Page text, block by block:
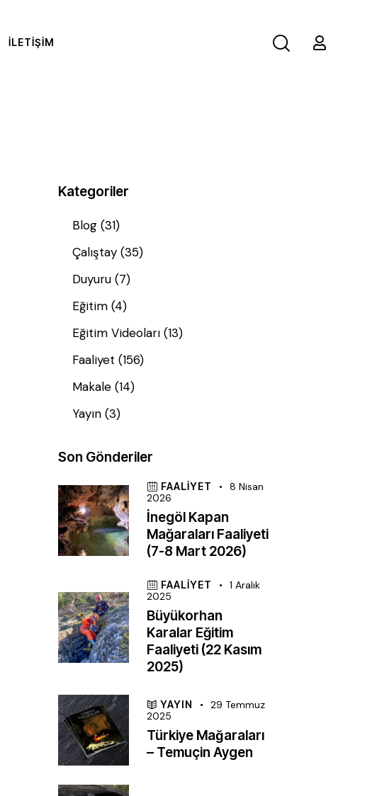
İLETIŞIM
Kategoriler
Blog (31)
Çalıştay (35)
Duyuru (7)
Eğitim (4)
Eğitim Videoları (13)
Faaliyet (156)
Makale (14)
Yayın (3)
Son Gönderiler
FAALIYET
8 Nisan
2026
İnegöl Kapan
Mağaraları Faaliyeti
(7-8 Mart 2026)
FAALIYET
1 Aralık
2025
Büyükorhan
Karalar Eğitim
Faaliyeti (22 Kasım
2025)
YAYIN
29 Temmuz
2025
Türkiye Mağaraları
– Temuçin Aygen